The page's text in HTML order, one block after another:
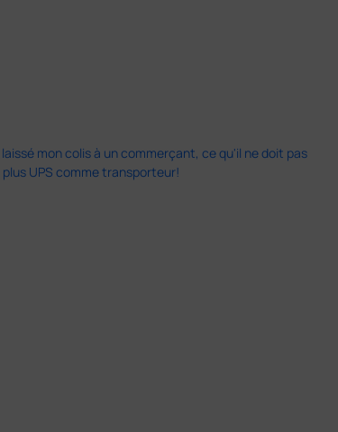
mon colis à un commerçant, ce qu'il ne doit pas
UPS comme transporteur!